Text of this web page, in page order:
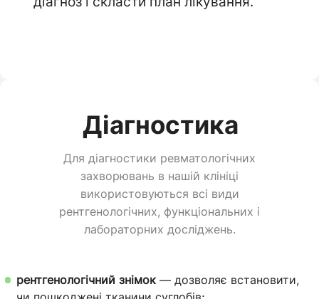
Діагностика
Для діагностики ревматологічних
захворювань в нашій клініці
використовуються всі види
рентгенологічних, функціональних і
лабораторних досліджень.
рентгенологічний знімок — дозволяє встановити,